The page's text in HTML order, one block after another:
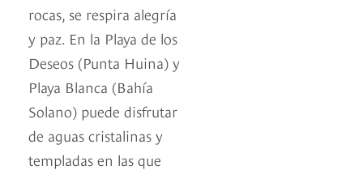
rocas, se respira alegría
y paz. En la Playa de los
Deseos (Punta Huina) y
Playa Blanca (Bahía
Solano) puede disfrutar
de aguas cristalinas y
templadas en las que